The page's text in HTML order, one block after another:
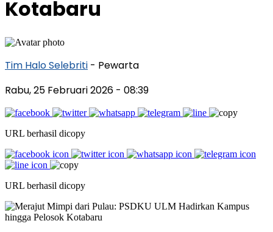
Kotabaru
Tim Halo Selebriti - Pewarta
Rabu, 25 Februari 2026 - 08:39
URL berhasil dicopy
URL berhasil dicopy